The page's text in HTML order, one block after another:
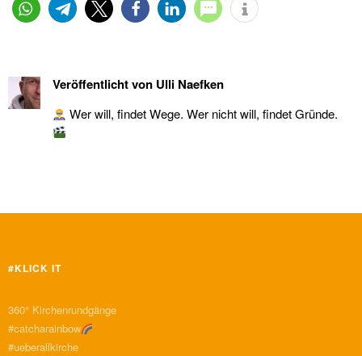
Veröffentlicht von Ulli Naefken
Wer will, findet Wege. Wer nicht will, findet Gründe.
#KLICK IT
360° Kirchenrundgänge
#catcharainbow
#ueberallkirche